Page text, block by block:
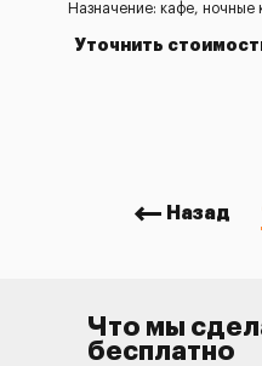
Назначение: кафе, ночные
Уточнить
Назад
Что мы
бесплатно